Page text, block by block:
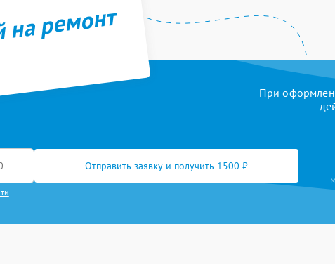
ремонт
При
Отправить заявку и получить 1500 ₽